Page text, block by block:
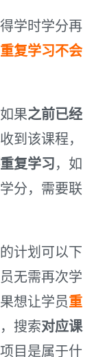
学时学分再
重复学习不会
果之前已经
到该课程，
复学习，如
分，需要联
计划可以下
无需再次学
想让学员重
搜索对应课
目是属于什